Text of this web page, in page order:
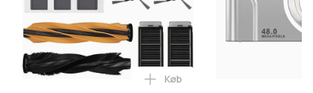
Læg Dreame X50 Ultra
Køb